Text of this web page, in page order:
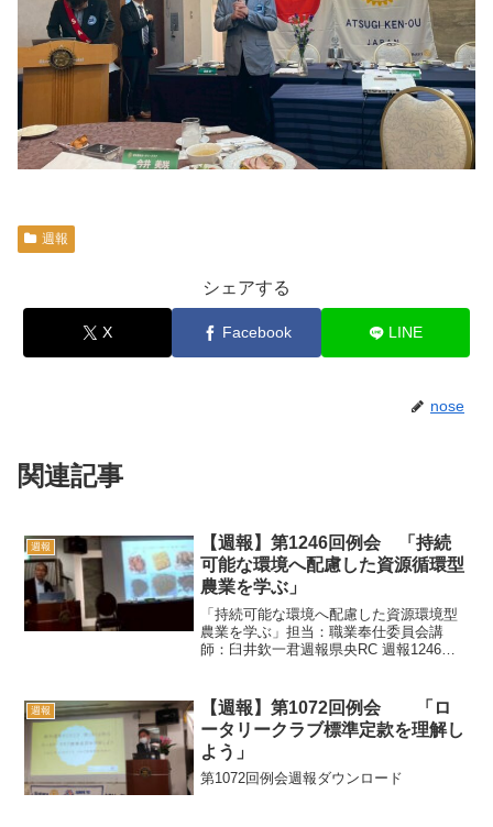
週報
シェアする
X Facebook LINE
nose
関連記事
週報
【週報】第1246回例会 「持続
可能な環境へ配慮した資源循環型
農業を学ぶ」
「持続可能な環境へ配慮した資源環境型
農業を学ぶ」担当：職業奉仕委員会講
師：臼井欽一君週報県央RC 週報1246回
週報
【週報】第1072回例会 「ロ
ータリークラブ標準定款を理解し
第1072回例会週報ダウンロード